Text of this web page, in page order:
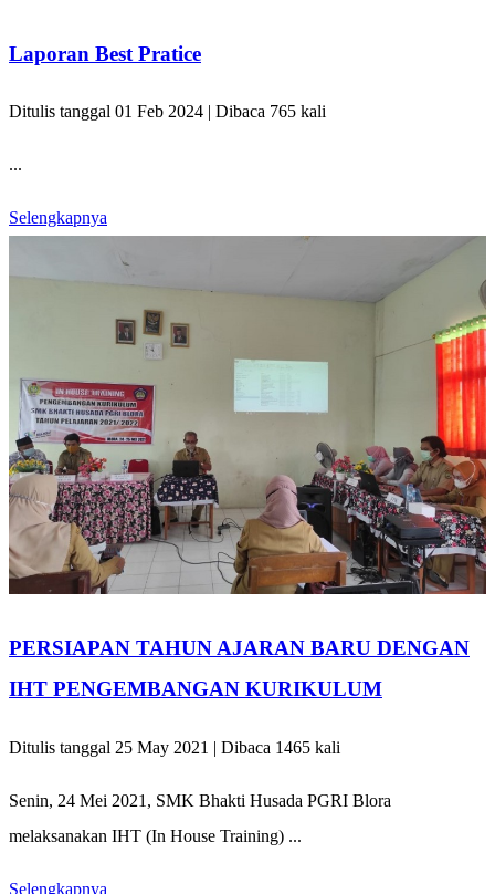
Laporan Best Pratice
Ditulis tanggal 01 Feb 2024 | Dibaca 765 kali
...
Selengkapnya
PERSIAPAN TAHUN AJARAN BARU DENGAN
IHT PENGEMBANGAN KURIKULUM
Ditulis tanggal 25 May 2021 | Dibaca 1465 kali
Senin, 24 Mei 2021, SMK Bhakti Husada PGRI Blora
melaksanakan IHT (In House Training) ...
Selengkapnya